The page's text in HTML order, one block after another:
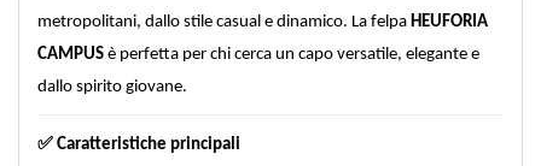
metropolitani, dallo stile casual e dinamico. La felpa HEUFORIA
CAMPUS è perfetta per chi cerca un capo versatile, elegante e
dallo spirito giovane.
✅ Caratteristiche principali